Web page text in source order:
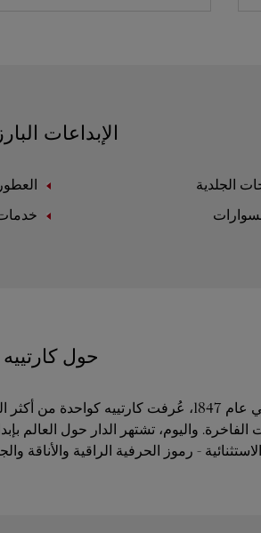
الإبداعات
الجلدية العطور
حول كارتييه
منذ تأسيسها في عام 1847، عُرفت كارتييه
واليوم، تشتهر الدار حول العالم
- رموز الحرفية الراقية والأناقة